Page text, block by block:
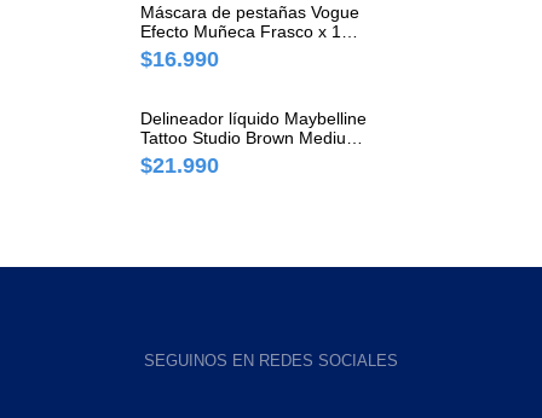
Máscara de pestañas Vogue
Efecto Muñeca Frasco x 1
und
$16.990
Delineador líquido Maybelline
Tattoo Studio Brown Medium
Cepillo x 1 und
$21.990
SEGUINOS EN REDES SOCIALES